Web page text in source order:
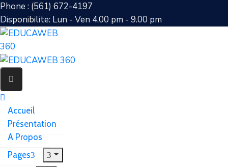
Phone : (561) 672-4197
Disponibilite: Lun - Ven 4.00 pm - 9.00 pm
Accueil
Présentation
A Propos
Pages